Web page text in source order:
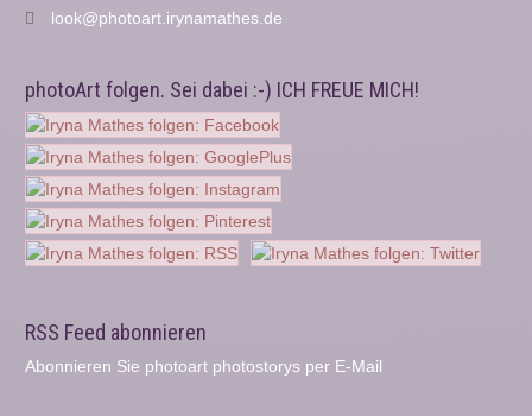
look@photoart.irynamathes.de
photoArt folgen. Sei dabei :-) ICH FREUE MICH!
RSS Feed abonnieren
Abonnieren Sie photoart photostorys per E-Mail